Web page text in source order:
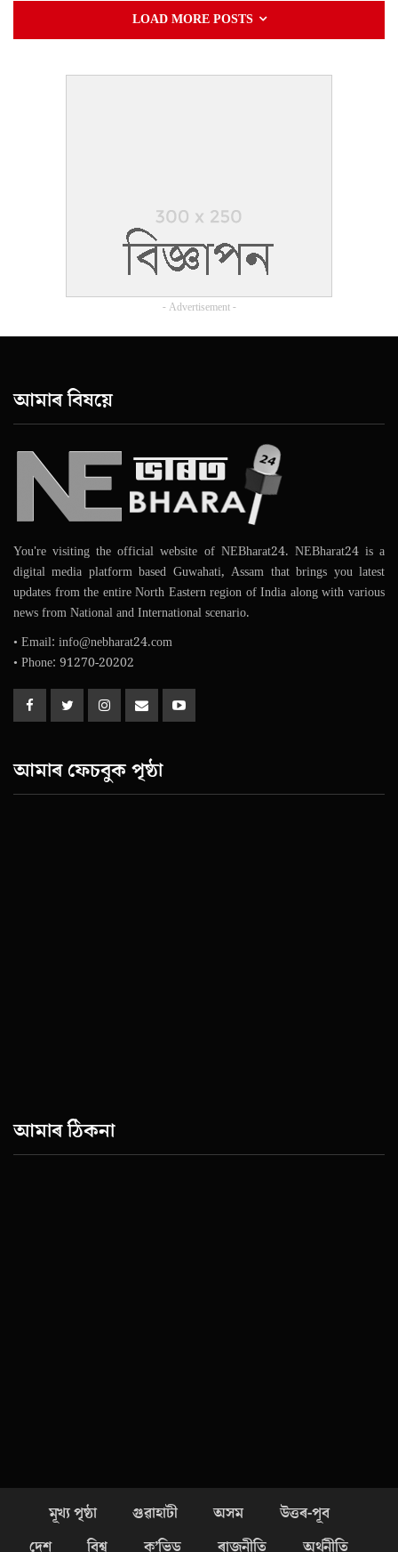
LOAD MORE POSTS
- Advertisement -
আমাৰ বিষয়ে
You're visiting the official website of NEBharat24. NEBharat24 is a
digital media platform based Guwahati, Assam that brings you latest
updates from the entire North Eastern region of India along with various
news from National and International scenario.
• Email: info@nebharat24.com
• Phone: 91270-20202
আমাৰ ফেচবুক পৃষ্ঠা
আমাৰ ঠিকনা
মূখ্য পৃষ্ঠা গুৱাহাটী অসম
উত্তৰ-পূব
দেশ
বিশ্ব ক’ভিড ৰাজনীতি অৰ্থনীতি